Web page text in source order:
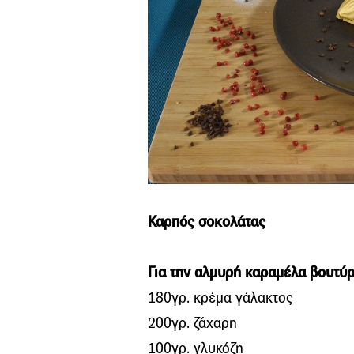
Καρπός σοκολάτας
Για την αλμυρή καραμέλα
180γρ. κρέμα γάλακτος
200γρ. ζάχαρη
100γρ. γλυκόζη